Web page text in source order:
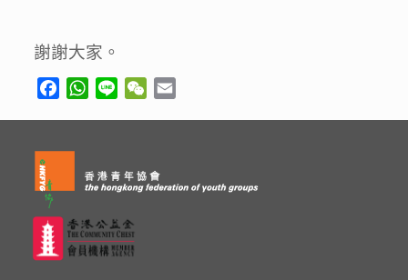
謝謝大家。
FacebookWhatsApp
Line WeChat